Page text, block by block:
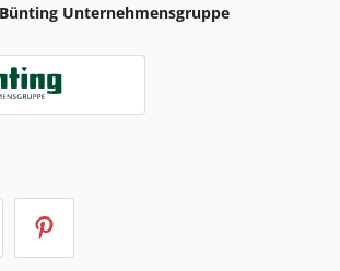
Unternehmensgruppe